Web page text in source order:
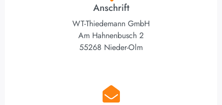
Anschrift
WT-Thiedemann GmbH
Am Hahnenbusch 2
55268 Nieder-Olm